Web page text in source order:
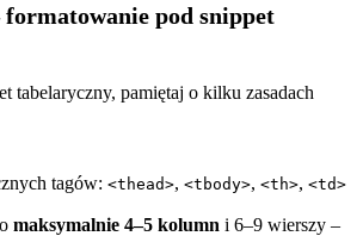
pod snippet
tabelaryczny, pamiętaj o kilku zasadach
tagów: <thead>, <tbody>, <th>, <td>
maksymalnie 4–5 kolumn i 6–9 wierszy –